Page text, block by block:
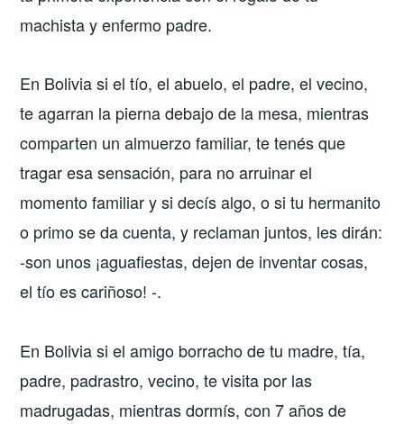
machista y enfermo padre.
En Bolivia si el tío, el abuelo, el padre, el vecino,
te agarran la pierna debajo de la mesa, mientras
comparten un almuerzo familiar, te tenés que
tragar esa sensación, para no arruinar el
momento familiar y si decís algo, o si tu hermanito
o primo se da cuenta, y reclaman juntos, les dirán:
-son unos ¡aguafiestas, dejen de inventar cosas,
el tío es cariñoso! -.
En Bolivia si el amigo borracho de tu madre, tía,
padre, padrastro, vecino, te visita por las
madrugadas, mientras dormís, con 7 años de